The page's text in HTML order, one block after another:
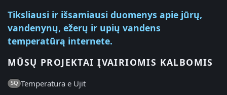
Tiksliausi ir išsamiausi duomenys apie jūrų,
vandenynų, ežerų ir upių vandens
temperatūrą internete.
MŪSŲ PROJEKTAI ĮVAIRIOMIS KALBOMIS
SQ Temperatura e Ujit